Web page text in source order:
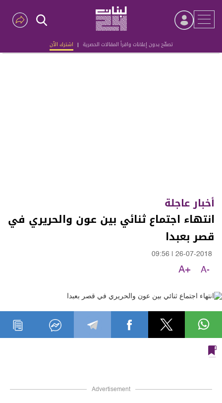
تصفّح بدون إعلانات واقرأ المقالات الحصرية | اشترك الآن
Advertisement
أخبار عاجلة
انتهاء اجتماع ثنائي بين عون والحريري في
قصر بعبدا
26-07-2018
09:56
A-
A+
Advertisement